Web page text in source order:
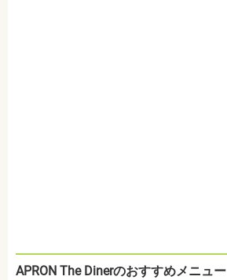
APRON The Dinerのおすすめメニュー